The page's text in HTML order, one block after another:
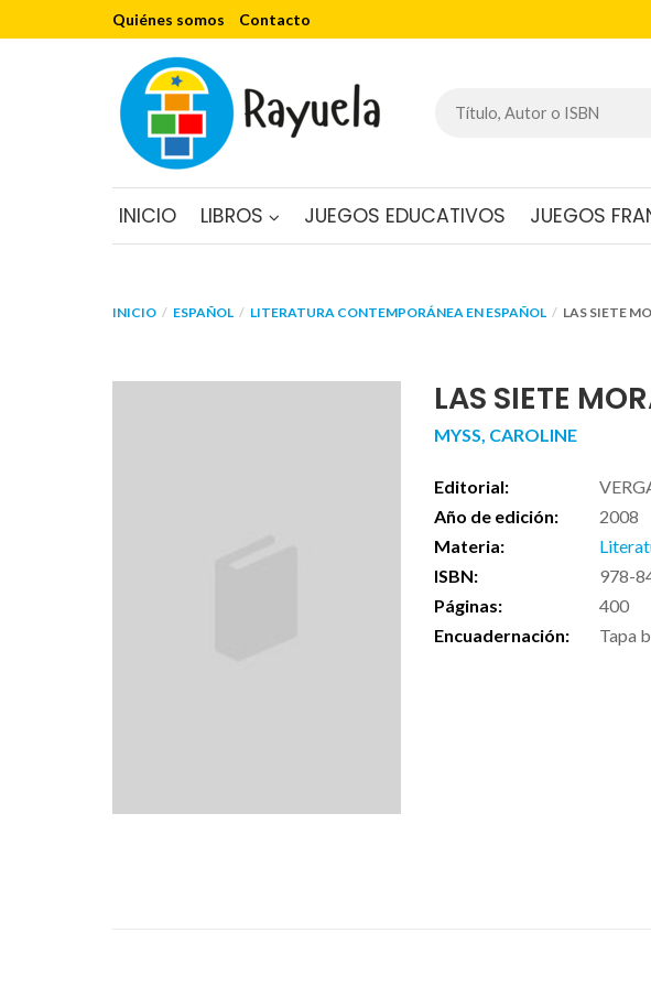
Quiénes somos Contacto
INICIO LIBROS JUEGOS EDUCATIVOS JUEGOS
INICIO ESPAÑOL LITERATURA CONTEMPORÁNEA EN ESPAÑOL LAS SIETE
LAS SIETE
MYSS, CAROLINE
Editorial:
Año de edición:
2008
Materia:
ISBN:
978-
Páginas:
400
Encuadernación:
Tapa